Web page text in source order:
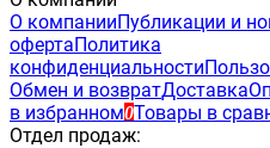
О компанииПубликации и
офертаПолитика
конфиденциальности
Обмен и возвратДоставка
в избранном0Товары в
Отдел продаж: